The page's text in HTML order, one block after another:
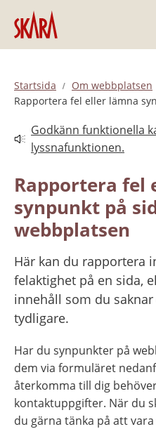
Hoppa till innehåll
Startsida
Om webbplatsen
Rapportera fel eller lämna
Godkänn funktionella
lyssnafunktionen.
Länk till annan webbplats.
Rapportera fel
synpunkt på
webbplatsen
Här kan du rapportera
felaktighet på en sida,
innehåll som du
tydligare.
Har du synpunkter på
dem via formuläret
återkomma till dig
kontaktuppgifter. När du
du gärna tänka på att